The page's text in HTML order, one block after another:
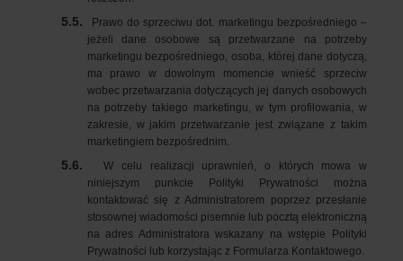
5.5.
Prawo do sprzeciwu dot. marketingu bezpośredniego –
jeżeli dane osobowe są przetwarzane na potrzeby
marketingu bezpośredniego, osoba, której dane dotyczą,
ma prawo w dowolnym momencie wnieść sprzeciw
wobec przetwarzania dotyczących jej danych osobowych
na potrzeby takiego marketingu, w tym profilowania, w
zakresie, w jakim przetwarzanie jest związane z takim
marketingiem bezpośrednim.
5.6.
W celu realizacji uprawnień, o których mowa w
niniejszym punkcie Polityki Prywatności można
kontaktować się z Administratorem poprzez przesłanie
stosownej wiadomości pisemnie lub pocztą elektroniczną
na adres Administratora wskazany na wstępie Polityki
Prywatności lub korzystając z Formularza Kontaktowego.